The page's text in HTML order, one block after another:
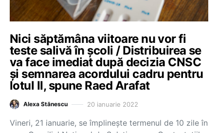
Nici săptămâna viitoare nu vor fi
teste salivă în școli / Distribuirea se
va face imediat după decizia CNSC
și semnarea acordului cadru pentru
lotul II, spune Raed Arafat
Alexa Stănescu 20 ianuarie 2022
Vineri, 21 ianuarie, se împlinește termenul de 10 zile în